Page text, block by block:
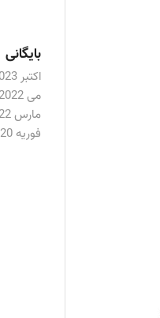
بایگانی
اکتبر 2023
می 2022
مارس 2022
فوریه 2020